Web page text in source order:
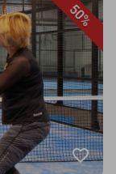
50%
favorite_border